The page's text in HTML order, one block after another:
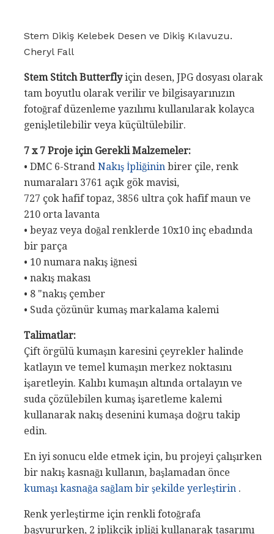
Stem Dikiş Kelebek Desen ve Dikiş Kılavuzu.
Cheryl Fall
Stem Stitch Butterflyiçin desen, JPG dosyası olarak
tam boyutlu olarak verilir ve bilgisayarınızın
fotoğraf düzenleme yazılımı kullanılarak kolayca
genişletilebilir veya küçültülebilir.
7 x 7 Proje için Gerekli Malzemeler:
• DMC 6-Strand Nakış İpliğinin birer çile, renk
numaraları 3761 açık gök mavisi,
727 çok hafif topaz, 3856 ultra çok hafif maun ve
210 orta lavanta
• beyaz veya doğal renklerde 10x10 inç ebadında
bir parça
• 10 numara nakış iğnesi
• nakış makası
• 8 "nakış çember
• Suda çözünür kumaş markalama kalemi
Talimatlar:
Çift örgülü kumaşın karesini çeyrekler halinde
katlayın ve temel kumaşın merkez noktasını
işaretleyin. Kalıbı kumaşın altında ortalayın ve
suda çözülebilen kumaş işaretleme kalemi
kullanarak nakış desenini kumaşa doğru takip
edin.
En iyi sonucu elde etmek için, bu projeyi çalışırken
bir nakış kasnağı kullanın, başlamadan önce
kumaşı kasnağa sağlam bir şekilde yerleştirin .
Renk yerleştirme için renkli fotoğrafa
başvururken, 2 iplikçik ipliği kullanarak tasarımı